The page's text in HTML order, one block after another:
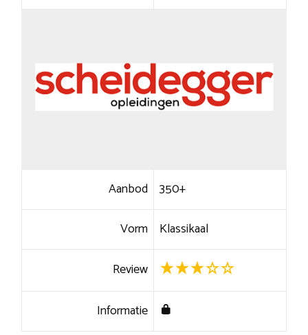
Aanbod 350+
Vorm Klassikaal
Review
Informatie